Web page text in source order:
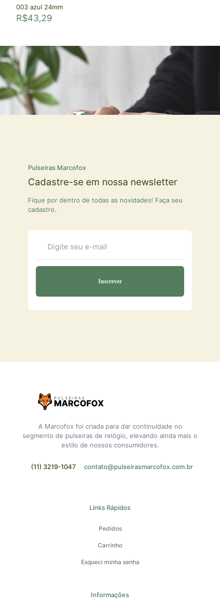
003 azul 24mm
R$43,29
Pulseiras Marcofox
Cadastre-se em nossa newsletter
Fique por dentro de todas as novidades! Faça seu
cadastro.
A Marcofox foi criada para dar continuidade no
segmento de pulseiras de relógio, elevando ainda mais o
estilo de nossos consumidores.
(11) 3219-1047 contato@pulseirasmarcofox.com.br
Links Rápidos
Pedidos
Carrinho
Esqueci minha senha
Informações